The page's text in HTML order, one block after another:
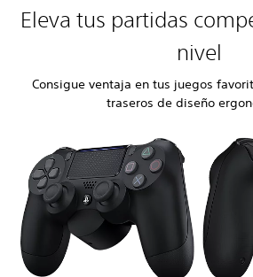
Eleva tus partidas
nivel
Consigue ventaja en tus juegos
traseros de diseño